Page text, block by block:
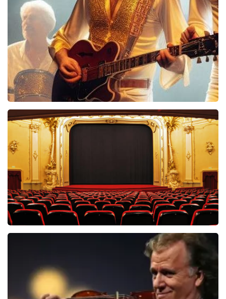
2588+reviews
BEKIJKEN
Bee Gees Forever
BEKIJKEN
BEKIJKEN